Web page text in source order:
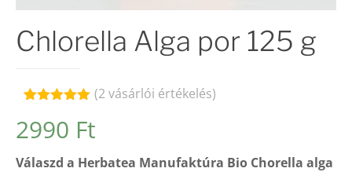
Chlorella Alga por 125 g
5.00az 5-
ből,
alapján
(2vásárlói értékelés)
2990 Ft
Válaszd a Herbatea Manufaktúra Bio Chorella alga